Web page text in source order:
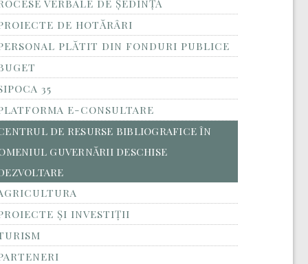
VERBALE DE ȘEDINȚĂ
DE HOTĂRÂRI
PLĂTIT DIN FONDURI PUBLICE
35
E-CONSULTARE
DE RESURSE BIBLIOGRAFICE ÎN
GUVERNĂRII DESCHISE
ȘI INVESTIȚII